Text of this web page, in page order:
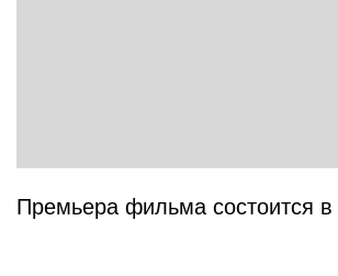
Премьера фильма состоится в